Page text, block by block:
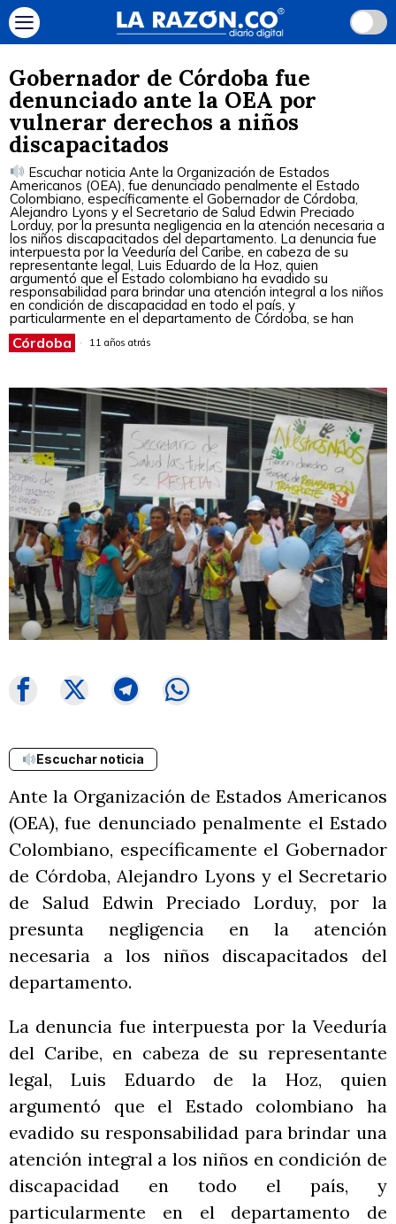
Gobernador de Córdoba fue
denunciado ante la OEA por
vulnerar derechos a niños
discapacitados
Escuchar noticia Ante la Organización de Estados
Americanos (OEA), fue denunciado penalmente el Estado
Colombiano, específicamente el Gobernador de Córdoba,
Alejandro Lyons y el Secretario de Salud Edwin Preciado
Lorduy, por la presunta negligencia en la atención necesaria a
los niños discapacitados del departamento. La denuncia fue
interpuesta por la Veeduría del Caribe, en cabeza de su
representante legal, Luis Eduardo de la Hoz, quien
argumentó que el Estado colombiano ha evadido su
responsabilidad para brindar una atención integral a los niños
en condición de discapacidad en todo el país, y
particularmente en el departamento de Córdoba, se han
Córdoba 11 años atrás
Escuchar noticia
Ante la Organización de Estados Americanos
(OEA), fue denunciado penalmente el Estado
Colombiano, específicamente el Gobernador
de Córdoba, Alejandro Lyons y el Secretario
de Salud Edwin Preciado Lorduy, por la
presunta negligencia en la atención
necesaria a los niños discapacitados del
departamento.
La denuncia fue interpuesta por la Veeduría
del Caribe, en cabeza de su representante
legal, Luis Eduardo de la Hoz, quien
argumentó que el Estado colombiano ha
evadido su responsabilidad para brindar una
atención integral a los niños en condición de
discapacidad en todo el país, y
particularmente en el departamento de